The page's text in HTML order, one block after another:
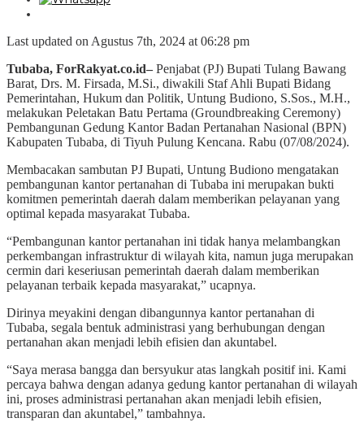
Last updated on Agustus 7th, 2024 at 06:28 pm
Tubaba, ForRakyat.co.id– Penjabat (PJ) Bupati Tulang Bawang
Barat, Drs. M. Firsada, M.Si., diwakili Staf Ahli Bupati Bidang
Pemerintahan, Hukum dan Politik, Untung Budiono, S.Sos., M.H.,
melakukan Peletakan Batu Pertama (Groundbreaking Ceremony)
Pembangunan Gedung Kantor Badan Pertanahan Nasional (BPN)
Kabupaten Tubaba, di Tiyuh Pulung Kencana. Rabu (07/08/2024).
Membacakan sambutan PJ Bupati, Untung Budiono mengatakan
pembangunan kantor pertanahan di Tubaba ini merupakan bukti
komitmen pemerintah daerah dalam memberikan pelayanan yang
optimal kepada masyarakat Tubaba.
“Pembangunan kantor pertanahan ini tidak hanya melambangkan
perkembangan infrastruktur di wilayah kita, namun juga merupakan
cermin dari keseriusan pemerintah daerah dalam memberikan
pelayanan terbaik kepada masyarakat,” ucapnya.
Dirinya meyakini dengan dibangunnya kantor pertanahan di
Tubaba, segala bentuk administrasi yang berhubungan dengan
pertanahan akan menjadi lebih efisien dan akuntabel.
“Saya merasa bangga dan bersyukur atas langkah positif ini. Kami
percaya bahwa dengan adanya gedung kantor pertanahan di wilayah
ini, proses administrasi pertanahan akan menjadi lebih efisien,
transparan dan akuntabel,” tambahnya.